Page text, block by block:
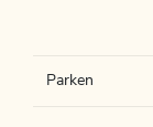
Parken